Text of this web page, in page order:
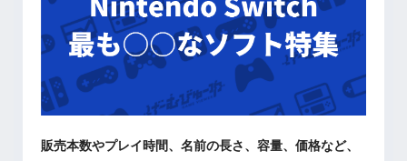
販売本数やプレイ時間、名前の長さ、容量、価格など、